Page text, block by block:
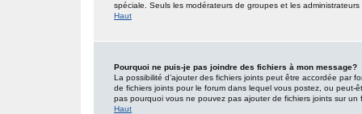
spéciale. Seuls les modérateurs de groupes et les
Haut
Pourquoi ne puis-je pas joindre des fichiers à mon message?
La possibilité d’ajouter des fichiers joints peut être accordée par
de fichiers joints pour le forum dans lequel vous postez, ou peut-
pas pourquoi vous ne pouvez pas ajouter de fichiers joints sur un
Haut